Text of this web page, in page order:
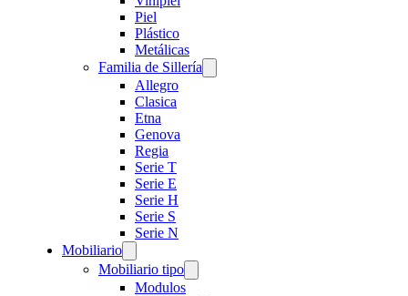
Piel
Plástico
Metálicas
Familia de Sillería
Allegro
Clasica
Etna
Genova
Regia
Serie T
Serie E
Serie H
Serie S
Serie N
Mobiliario
Mobiliario tipo
Modulos